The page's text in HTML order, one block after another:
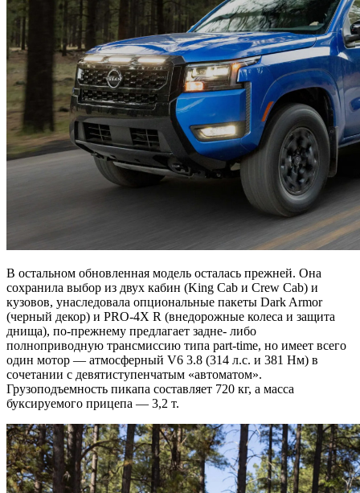
В остальном обновленная модель осталась прежней. Она
сохранила выбор из двух кабин (King Cab и Crew Cab) и
кузовов, унаследовала опциональные пакеты Dark Armor
(черный декор) и PRO-4X R (внедорожные колеса и защита
днища), по-прежнему предлагает задне- либо
полноприводную трансмиссию типа part-time, но имеет всего
один мотор — атмосферный V6 3.8 (314 л.с. и 381 Нм) в
сочетании с девятиступенчатым «автоматом».
Грузоподъемность пикапа составляет 720 кг, а масса
буксируемого прицепа — 3,2 т.